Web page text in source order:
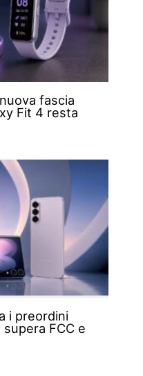
fascia
Fit 4 resta
i preordini
FCC e